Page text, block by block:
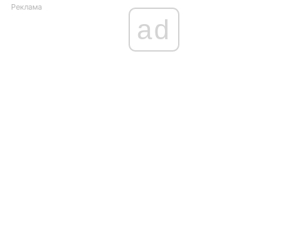
Реклама
ad